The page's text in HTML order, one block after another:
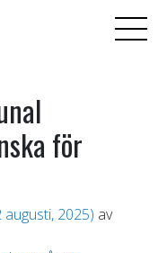
för
augusti, 2025) av